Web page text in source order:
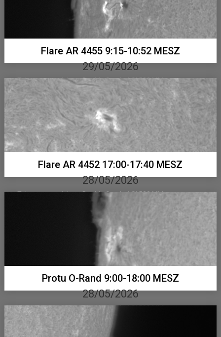
Flare AR 4455 9:15-10:52 MESZ
29/05/2026
Telementor mit Lunt Double Stack, ASI 533 MM...
Flare AR 4452 17:00-17:40 MESZ
28/05/2026
Telementor mit Lunt Double Stack, ASI 533 MM...
Protu O-Rand 9:00-18:00 MESZ
28/05/2026
Telementor mit Lunt Double Stack, ASI 533 MM...